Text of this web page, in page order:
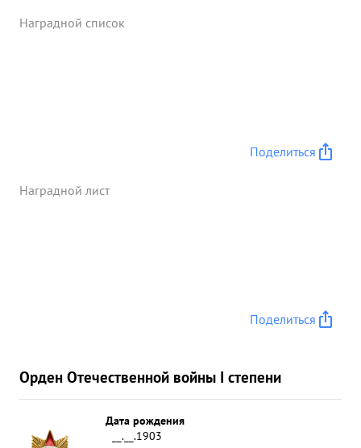
Наградной список
Поделиться
Наградной лист
Поделиться
Орден Отечественной войны I степени
Дата рождения
__.__.1903